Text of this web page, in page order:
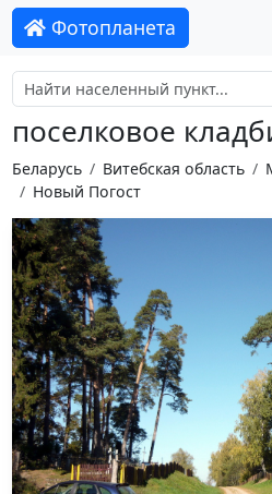
Фотопланета
поселковое
Беларусь Витебская область
Новый Погост